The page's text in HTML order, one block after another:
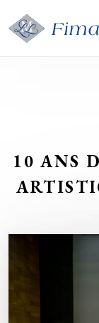
10 ANS